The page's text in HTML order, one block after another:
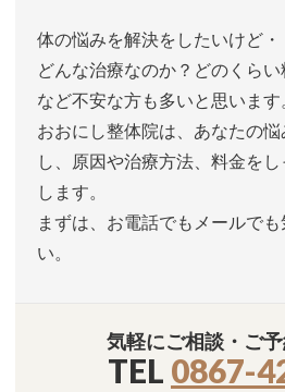
体の悩みを解決をしたいけど・
どんな治療なのか？どのくら
など不安な方も多いと思います
おおにし整体院は、あなたの
し、原因や治療方法、料金を
します。
まずは、お電話でもメールで
い。
気軽にご相談・ご
TEL 0867-